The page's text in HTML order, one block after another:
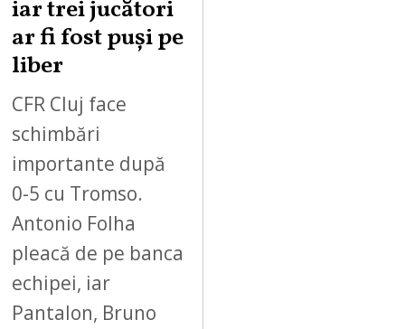
iar trei jucători
ar fi fost puși pe
liber
CFR Cluj face
schimbări
importante după
0-5 cu Tromso.
Antonio Folha
pleacă de pe banca
echipei, iar
Pantalon, Bruno